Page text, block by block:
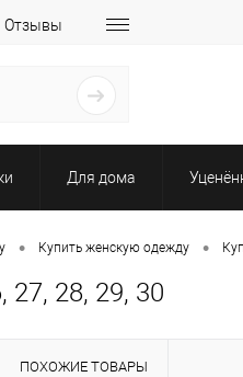
Отзывы
Для дома
• Купить женскую одежду •
28, 29, 30
ПОХОЖИЕ ТОВАРЫ